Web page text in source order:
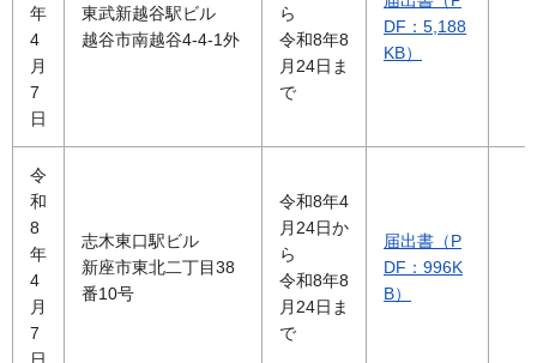
年
4
月
7
日
東武新越谷駅ビル
越谷市南越谷4-4-1外
ら
令和8年8
月24日ま
で
DF：5,188
KB）
令
和
8
年
4
月
7
志木東口駅ビル
新座市東北二丁目38
番10号
令和8年4
月24日か
ら
令和8年8
月24日ま
で
届出書（P
DF：996K
B）